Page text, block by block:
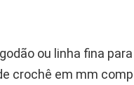
ou linha fina
crochê em mm